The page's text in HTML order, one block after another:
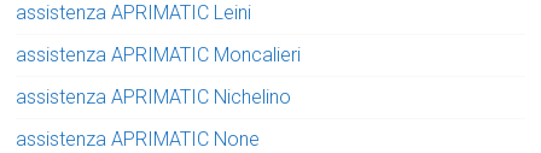
assistenza APRIMATIC Leini
assistenza APRIMATIC Moncalieri
assistenza APRIMATIC Nichelino
assistenza APRIMATIC None